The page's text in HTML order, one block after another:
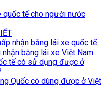
tế cho người nước
nhận bằng lái xe quốc tế
bằng lái xe Việt Nam
tế có sử dụng được ở
Quốc có dùng được ở Việt